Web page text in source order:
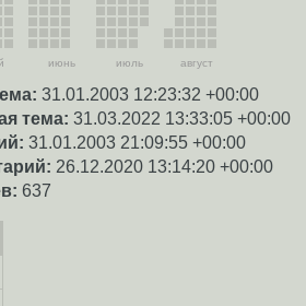
июнь июль август
31.01.2003 12:23:32 +00:00
тема: 31.03.2022 13:33:05 +00:00
31.01.2003 21:09:55 +00:00
26.12.2020 13:14:20 +00:00
637